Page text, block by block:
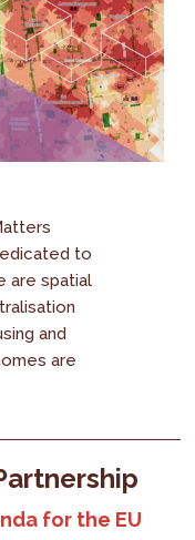
to
are spatial
and
are
for the EU